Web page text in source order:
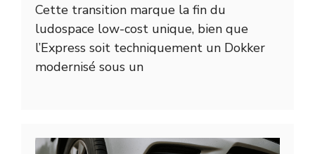
Cette transition marque la fin du
ludospace low-cost unique, bien que
l’Express soit techniquement un Dokker
modernisé sous un